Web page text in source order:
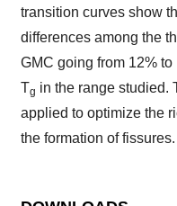
transition curves show
differences among the
GMC going from 12%
Tg in the range studied.
applied to optimize the
the formation of fissures.